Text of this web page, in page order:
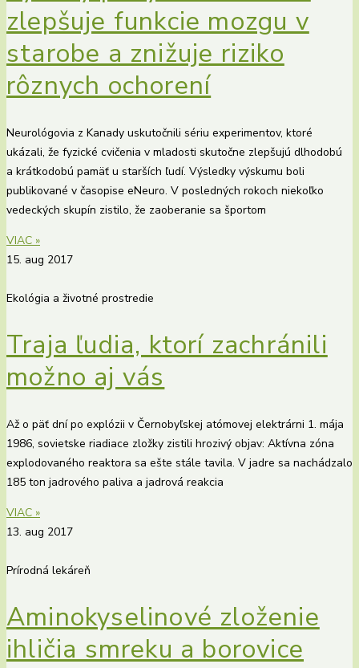
zlepšuje funkcie mozgu v
starobe a znižuje riziko
rôznych ochorení
Neurológovia z Kanady uskutočnili sériu experimentov, ktoré
ukázali, že fyzické cvičenia v mladosti skutočne zlepšujú dlhodobú
a krátkodobú pamäť u starších ľudí. Výsledky výskumu boli
publikované v časopise eNeuro. V posledných rokoch niekoľko
vedeckých skupín zistilo, že zaoberanie sa športom
VIAC »
15. aug 2017
Ekológia a životné prostredie
Traja ľudia, ktorí zachránili
možno aj vás
Až o päť dní po explózii v Černobyľskej atómovej elektrárni 1. mája
1986, sovietske riadiace zložky zistili hrozivý objav: Aktívna zóna
explodovaného reaktora sa ešte stále tavila. V jadre sa nachádzalo
185 ton jadrového paliva a jadrová reakcia
VIAC »
13. aug 2017
Prírodná lekáreň
Aminokyselinové zloženie
ihličia smreku a borovice